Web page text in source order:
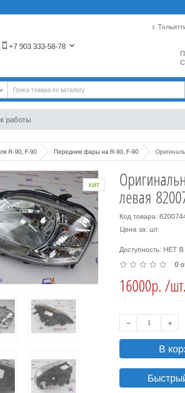
+7 903 333-58-78
г.
работы
R-90, F-90 Передние фары на R-90, F-90
хит
левая
Код товара:
Цена за: шт.
Доступность: НЕТ
0
16000р. /шт.
В